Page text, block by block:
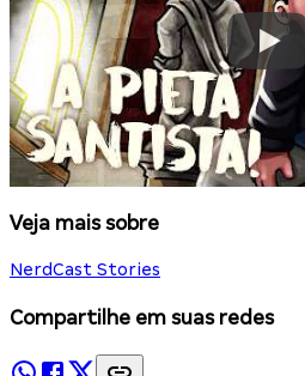
Veja mais sobre
NerdCast Stories
Compartilhe em suas redes